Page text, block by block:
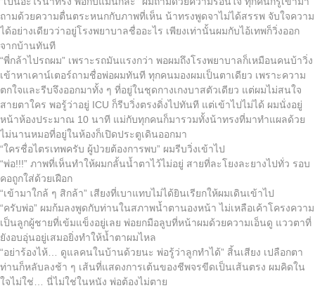
ถามด้วยความตื่นตระหนกกับภาพที่เห็น น้าทรงพูดจาไม่ได้สรรพ จับใจความ
ได้อย่างเดียวว่าอยู่โรงพยาบาลชื่ออะไร เพียงเท่านั้นผมกับไอ้เทพก็วิ่งออก
จากบ้านทันที
“พี่กล้าไปรถผม” เพราะรถมันแรงกว่า พอผมถึงโรงพยาบาลก็เหมือนคนบ้าวิ่ง
เข้าหาเคาน์เตอร์ถามชื่อพ่อผมทันที ทุกคนมองผมเป็นตาเดียว เพราะความ
ตกใจและรีบจึงออกมาทั้ง ๆ ที่อยู่ในชุดกางเกงบาสตัวเดียว แต่ผมไม่สนใจ
สายตาใคร พอรู้ว่าอยู่ ICU ก็รีบวิ่งตรงดิ่งไปทันที แต่เข้าไปไม่ได้ ผมนั่งอยู่
หน้าห้องประมาณ 10 นาที แม่กับทุกคนก็มารวมทั้งน้าทรงที่มาทำแผลด้วย
ไม่นานหมอที่อยู่ในห้องก็เปิดประตูเดินออกมา
“ใครชื่อไตรเทพครับ ผู้ป่วยต้องการพบ” ผมรีบวิ่งเข้าไป
“พ่อ!!!” ภาพที่เห็นทำให้ผมกลั้นน้ำตาไว้ไม่อยู่ สายที่ละโยงละยางไปทั่ว รอบ
คอถูกใส่ด้วยเฝือก
“เข้ามาใกล้ ๆ สิกล้า” เสียงที่เบาแทบไม่ได้ยินเรียกให้ผมเดินเข้าไป
“ครับพ่อ” ผมก้มลงพูดกับท่านในสภาพน้ำตานองหน้า ไม่เหลือเค้าโครงความ
เป็นลูกผู้ชายที่เข้มแข็งอยู่เลย พ่อยกมือลูบที่หน้าผมด้วยความเอ็นดู แววตาที่
ยังอบอุ่นอยู่เสมอยิ่งทำให้น้ำตาผมไหล
“อย่าร้องไห้… ดูแลคนในบ้านด้วยนะ พ่อรู้ว่าลูกทำได้” สิ้นเสียง เปลือกตา
ท่านก็หลับลงช้า ๆ เส้นที่แสดงการเต้นของชีพจรขีดเป็นเส้นตรง ผมคิดใน
ใจไม่ใช่… นี่ไม่ใช่ในหนัง พ่อต้องไม่ตาย